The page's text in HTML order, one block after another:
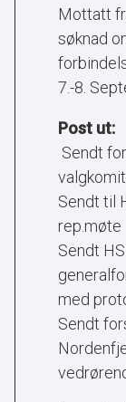
Mottatt
søknad
7.-8.
Post ut:
Sendt
Sendt til
rep.møte
Sendt HS
med
Sendt